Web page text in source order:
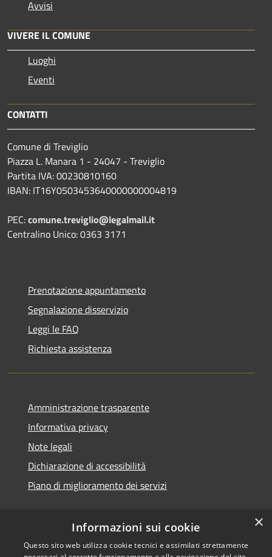
Avvisi
VIVERE IL COMUNE
Luoghi
Eventi
CONTATTI
Comune di Treviglio
Piazza L. Manara 1 - 24047 - Treviglio
Partita IVA: 00230810160
IBAN: IT16Y0503453640000000004819
PEC:comune.treviglio@legalmail.it
Centralino Unico: 0363 3171
Prenotazione appuntamento
Segnalazione disservizio
Leggi le FAQ
Richiesta assistenza
Amministrazione trasparente
Informativa privacy
Note legali
Dichiarazione di accessibilità
Piano di miglioramento dei servizi
RSS
Copyright © 2026 • Comune di
×
Informazioni sui cookie
Questo sito web utilizza cookie tecnici e assimilati strettamente